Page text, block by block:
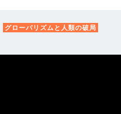
グローバリズムと人類の破局